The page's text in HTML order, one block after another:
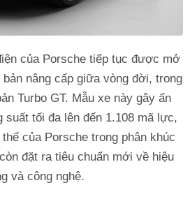
của Porsche tiếp tục được mở
nâng cấp giữa vòng đời, trong
Turbo GT. Mẫu xe này gây ấn
tối đa lên đến 1.108 mã lực,
của Porsche trong phân khúc
đặt ra tiêu chuẩn mới về hiệu
và công nghệ.